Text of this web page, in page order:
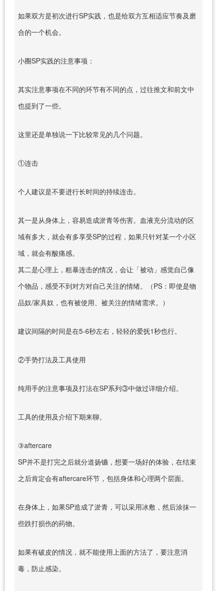
如果双方是初次进行SP实践，也是给双方互相适应节奏及磨
合的一个机会。
小圈SP实践的注意事项：
其实注意事项在不同的环节有不同的点，过往推文和前文中
也提到了一些。
这里还是单独说一下比较常见的几个问题。
①连击
个人建议是不要进行长时间的持续连击。
其一是从身体上，容易造成淤青等伤害。血液充分流动的区
域有多大，就会有多享受SP的过程，如果只针对某一个小区
域，就会有酸痛感。
其二是心理上，粗暴连击的情况，会让「被动」感觉自己像
个物品，感受不到对方对自己关注的情绪。（PS：即使是物
品奴/家具奴，也有被使用、被关注的情绪需求。）
建议间隔的时间是在5-6秒左右，轻轻的爱抚1秒也行。
②手势打法及工具使用
纯用手的注意事项及打法在SP系列③中做过详细介绍。
工具的使用及介绍下期来聊。
③aftercare
SP并不是打完之后就分道扬镳，想要一场好的体验，在结束
之后肯定会有aftercare环节，包括身体和心理两个层面。
在身体上，如果SP造成了淤青，可以采用冰敷，然后涂抹一
些跌打损伤的药物。
如果有破皮的情况，就不能使用上面的方法了，要注意消
毒，防止感染。